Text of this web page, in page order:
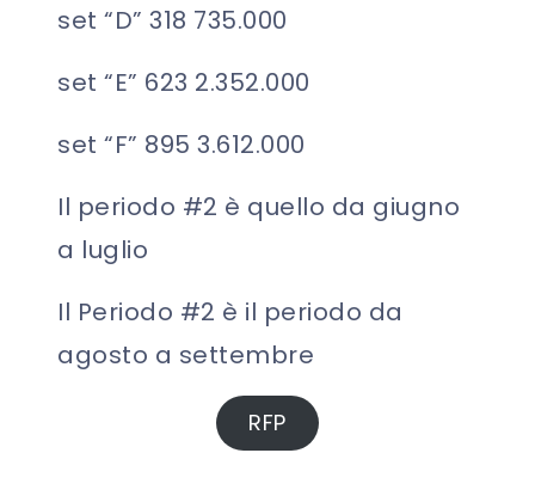
set “D” 318 735.000
set “E” 623 2.352.000
set “F” 895 3.612.000
Il periodo #2 è quello da giugno
a luglio
Il Periodo #2 è il periodo da
agosto a settembre
RFP